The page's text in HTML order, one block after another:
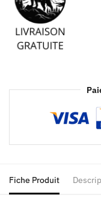
Fiche Produit